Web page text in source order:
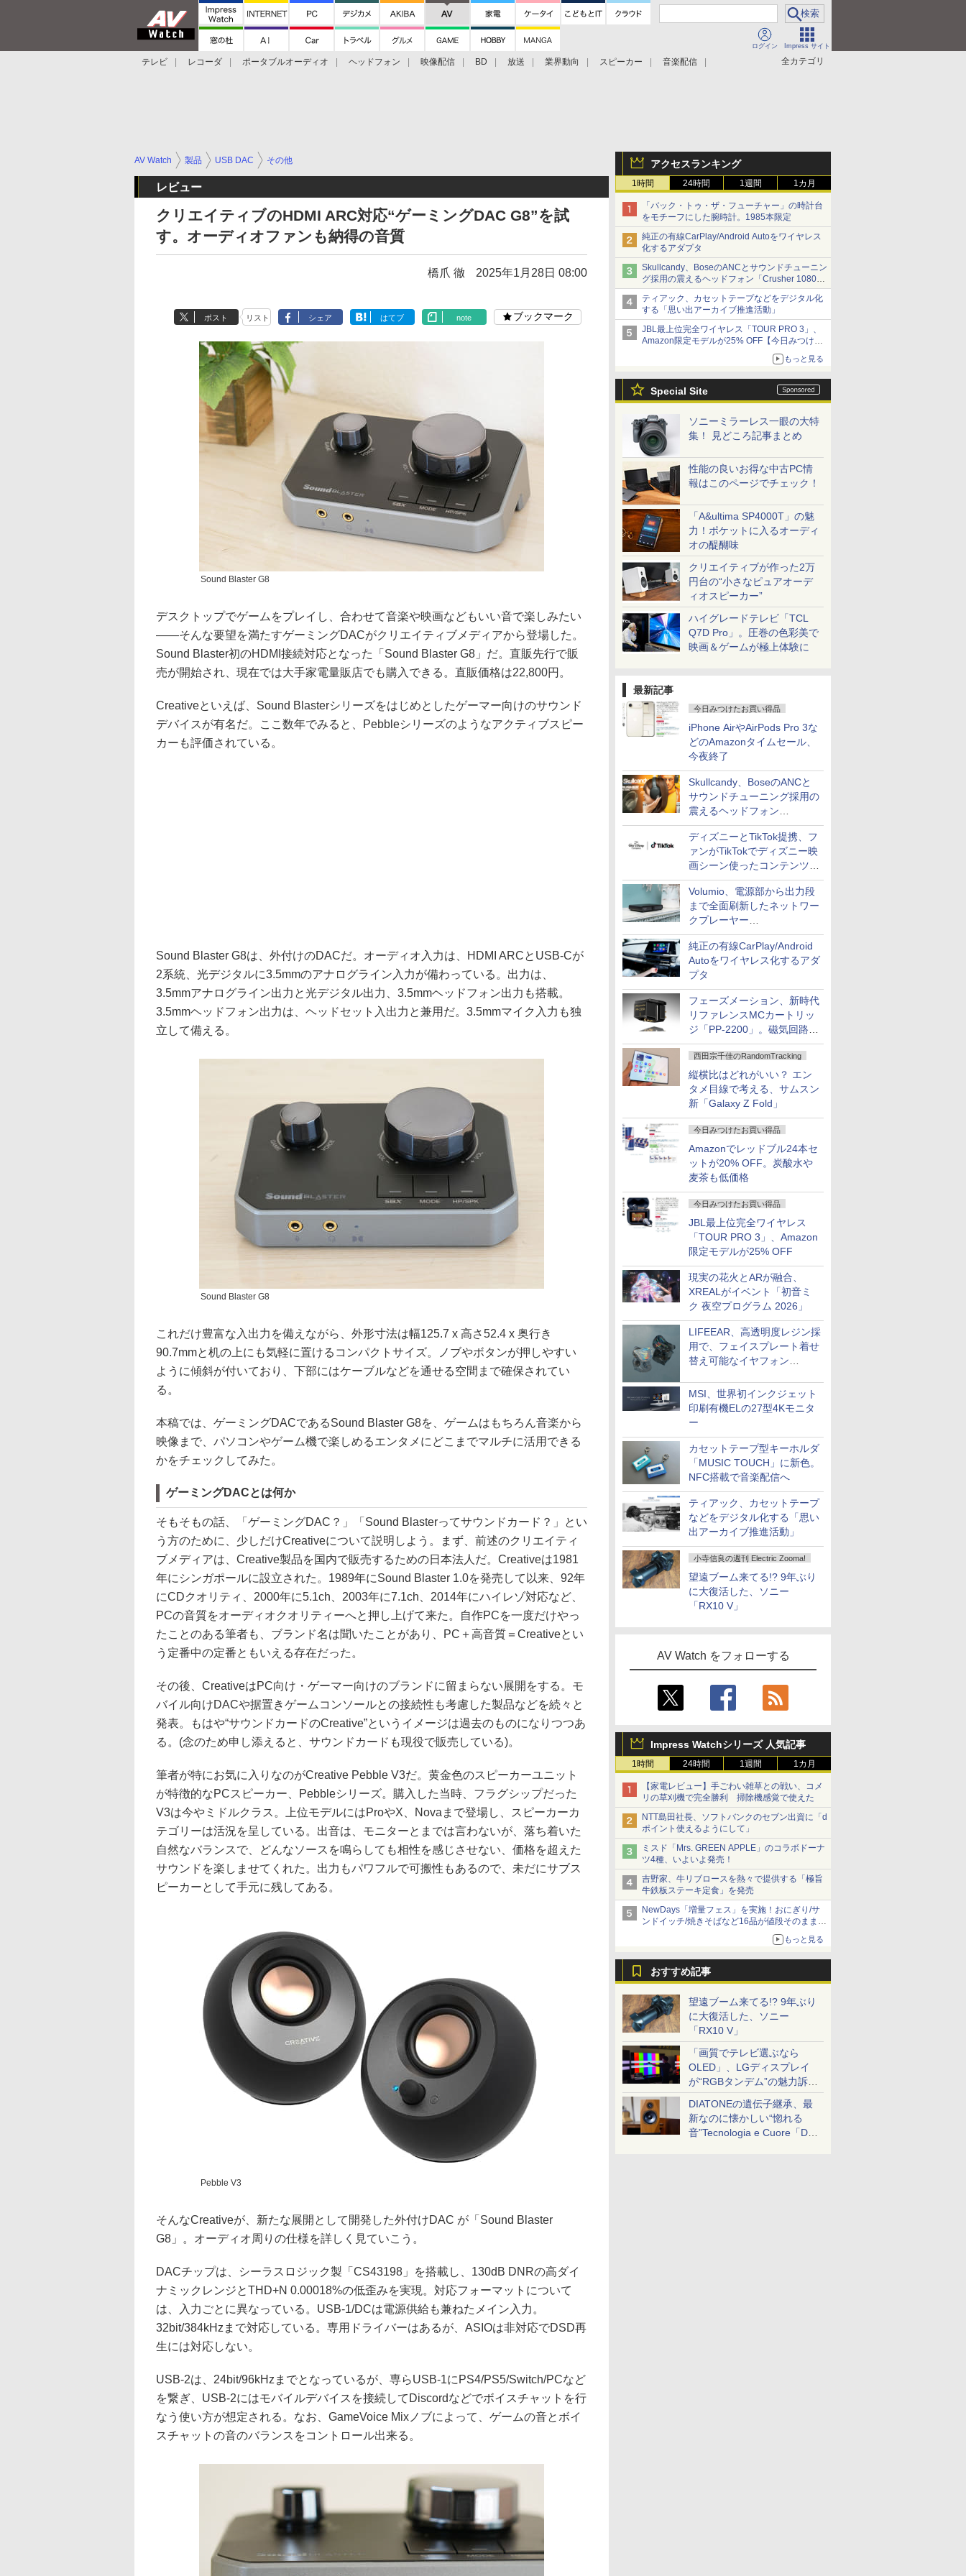
ログイン Impress サイト
全カテゴリ
テレビ レコーダ ポータブルオーディオ ヘッドフォン 映像配信 BD 放送 業界動向 スピーカー
音楽配信
アクセスランキング
1時間 24時間 1週間 1カ月
「バック・トゥ・ザ・フューチャー」の時計台
をモチーフにした腕時計。1985本限定
純正の有線CarPlay/Android Autoをワイヤレス
化するアダプタ
Skullcandy、BoseのANCとサウンドチューニン
グ採用の震えるヘッドフォン「Crusher 1080
ANC」
ティアック、カセットテープなどをデジタル化
する「思い出アーカイブ推進活動」
JBL最上位完全ワイヤレス「TOUR PRO 3」、
Amazon限定モデルが25% OFF【今日みつけた
もっと見る
Special Site
ソニーミラーレス一眼の大特
集！ 見どころ記事まとめ
性能の良いお得な中古PC情
報はこのページでチェック！
「A&ultima SP4000T」の魅
力！ポケットに入るオーディ
オの醍醐味
クリエイティブが作った2万
円台の“小さなピュアオーデ
ィオスピーカー”
ハイグレードテレビ「TCL
Q7D Pro」。圧巻の色彩美で
映画＆ゲームが極上体験に
最新記事
今日みつけたお買い得品
iPhone AirやAirPods Pro 3な
どのAmazonタイムセール、
今夜終了
Skullcandy、BoseのANCと
サウンドチューニング採用の
震えるヘッドフォン
「Crusher 1080 ANC」
ディズニーとTikTok提携、フ
ァンがTikTokでディズニー映
画シーン使ったコンテンツ制
作、Disney+にも配信
Volumio、電源部から出力段
まで全面刷新したネットワー
クプレーヤー
「Primo（2026）」
純正の有線CarPlay/Android
Autoをワイヤレス化するアダ
プタ
フェーズメーション、新時代
リファレンスMCカートリッ
ジ「PP-2200」。磁気回路や
ハウジングを根本から見直し
西田宗千佳のRandomTracking
縦横比はどれがいい？ エン
タメ目線で考える、サムスン
新「Galaxy Z Fold」
今日みつけたお買い得品
Amazonでレッドブル24本セ
ットが20% OFF。炭酸水や
麦茶も低価格
今日みつけたお買い得品
JBL最上位完全ワイヤレス
「TOUR PRO 3」、Amazon
限定モデルが25% OFF
現実の花火とARが融合、
XREALがイベント「初音ミ
ク 夜空プログラム 2026」
LIFEEAR、高透明度レジン採
用で、フェイスプレート着せ
替え可能なイヤフォン
MSI、世界初インクジェット
印刷有機ELの27型4Kモニタ
ー
カセットテープ型キーホルダ
「MUSIC TOUCH」に新色。
NFC搭載で音楽配信へ
ティアック、カセットテープ
などをデジタル化する「思い
出アーカイブ推進活動」
小寺信良の週刊 Electric Zooma!
望遠ブーム来てる!? 9年ぶり
に大復活した、ソニー
「RX10 V」
AV Watch をフォローする
Impress Watchシリーズ 人気記事
1時間 24時間 1週間 1カ月
【家電レビュー】手ごわい雑草との戦い、コメ
リの草刈機で完全勝利 掃除機感覚で使えた
NTT島田社長、ソフトバンクのセブン出資に「d
ポイント使えるようにして」
ミスド「Mrs. GREEN APPLE」のコラボドーナ
ツ4種、いよいよ発売！
吉野家、牛リブロースを熱々で提供する「極旨
牛鉄板ステーキ定食」を発売
NewDays「増量フェス」を実施！おにぎり/サ
ンドイッチ/焼きそばなど16品が値段そのままで
もっと見る
おすすめ記事
望遠ブーム来てる!? 9年ぶり
に大復活した、ソニー
「RX10 V」
「画質でテレビ選ぶなら
OLED」、LGディスプレイ
が“RGBタンデム”の魅力訴
求。液晶とのガチ比較も
DIATONEの遺伝子継承、最
新なのに懐かしい“惚れる
音”Tecnologia e Cuore「DS-
AV Watch 製品 USB DAC その他
レビュー
クリエイティブのHDMI ARC対応“ゲーミングDAC G8”を試
す。オーディオファンも納得の音質
橋爪 徹 2025年1月28日 08:00
ポスト リスト シェア はてブ note ブックマーク
Sound Blaster G8
デスクトップでゲームをプレイし、合わせて音楽や映画などもいい音で楽しみたい
――そんな要望を満たすゲーミングDACがクリエイティブメディアから登場した。
Sound Blaster初のHDMI接続対応となった「Sound Blaster G8」だ。直販先行で販
売が開始され、現在では大手家電量販店でも購入できる。直販価格は22,800円。
Creativeといえば、Sound Blasterシリーズをはじめとしたゲーマー向けのサウンド
デバイスが有名だ。ここ数年でみると、Pebbleシリーズのようなアクティブスピー
カーも評価されている。
Sound Blaster G8は、外付けのDACだ。オーディオ入力は、HDMI ARCとUSB-Cが
2系統、光デジタルに3.5mmのアナログライン入力が備わっている。出力は、
3.5mmアナログライン出力と光デジタル出力、3.5mmヘッドフォン出力も搭載。
3.5mmヘッドフォン出力は、ヘッドセット入出力と兼用だ。3.5mmマイク入力も独
立して備える。
Sound Blaster G8
これだけ豊富な入出力を備えながら、外形寸法は幅125.7 x 高さ52.4 x 奥行き
90.7mmと机の上にも気軽に置けるコンパクトサイズ。ノブやボタンが押しやすい
ように傾斜が付いており、下部にはケーブルなどを通せる空間まで確保されてい
る。
本稿では、ゲーミングDACであるSound Blaster G8を、ゲームはもちろん音楽から
映像まで、パソコンやゲーム機で楽しめるエンタメにどこまでマルチに活用できる
かをチェックしてみた。
ゲーミングDACとは何か
そもそもの話、「ゲーミングDAC？」「Sound Blasterってサウンドカード？」とい
う方のために、少しだけCreativeについて説明しよう。まず、前述のクリエイティ
ブメディアは、Creative製品を国内で販売するための日本法人だ。Creativeは1981
年にシンガポールに設立された。1989年にSound Blaster 1.0を発売して以来、92年
にCDクオリティ、2000年に5.1ch、2003年に7.1ch、2014年にハイレゾ対応など、
PCの音質をオーディオクオリティーへと押し上げて来た。自作PCを一度だけやっ
たことのある筆者も、ブランド名は聞いたことがあり、PC＋高音質＝Creativeとい
う定番中の定番ともいえる存在だった。
その後、CreativeはPC向け・ゲーマー向けのブランドに留まらない展開をする。モ
バイル向けDACや据置きゲームコンソールとの接続性も考慮した製品などを続々と
発表。もはや“サウンドカードのCreative”というイメージは過去のものになりつつあ
る。(念のため申し添えると、サウンドカードも現役で販売している)。
筆者が特にお気に入りなのがCreative Pebble V3だ。黄金色のスピーカーユニット
が特徴的なPCスピーカー、Pebbleシリーズ。購入した当時、フラグシップだった
V3は今やミドルクラス。上位モデルにはProやX、Novaまで登場し、スピーカーカ
テゴリーは活況を呈している。出音は、モニターとまでは言わないが、落ち着いた
自然なバランスで、どんなソースを鳴らしても相性を感じさせない、価格を超えた
サウンドを楽しませてくれた。出力もパワフルで可搬性もあるので、未だにサブス
ピーカーとして手元に残してある。
Pebble V3
そんなCreativeが、新たな展開として開発した外付けDAC が「Sound Blaster
G8」。オーディオ周りの仕様を詳しく見ていこう。
DACチップは、シーラスロジック製「CS43198」を搭載し、130dB DNRの高ダイ
ナミックレンジとTHD+N 0.00018%の低歪みを実現。対応フォーマットについて
は、入力ごとに異なっている。USB-1/DCは電源供給も兼ねたメイン入力。
32bit/384kHzまで対応している。専用ドライバーはあるが、ASIOは非対応でDSD再
生には対応しない。
USB-2は、24bit/96kHzまでとなっているが、専らUSB-1にPS4/PS5/Switch/PCなど
を繋ぎ、USB-2にはモバイルデバイスを接続してDiscordなどでボイスチャットを行
なう使い方が想定される。なお、GameVoice Mixノブによって、ゲームの音とボイ
スチャットの音のバランスをコントロール出来る。